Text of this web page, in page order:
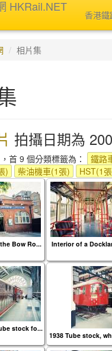
香港鐵
相片集
拍攝日期為
首 9 個分類標籤為： 鐵路
)
柴油機車(1張) HST(1
Bow Ro... Interior of a
stock fo...
1938 Tube stock,